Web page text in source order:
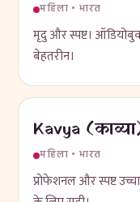
महिला • भारत
मृदु और स्पष्ट।
बेहतरीन।
Kavya
महिला • भारत
प्रोफेशनल और स्पष्ट